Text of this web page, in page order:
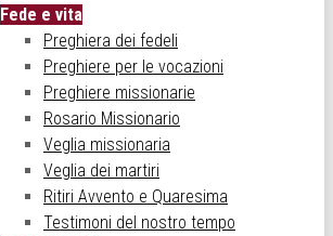
Fede e vita
Preghiera dei fedeli
Preghiere per le vocazioni
Preghiere missionarie
Rosario Missionario
Veglia missionaria
Veglia dei martiri
Ritiri Avvento e Quaresima
Testimoni del nostro tempo